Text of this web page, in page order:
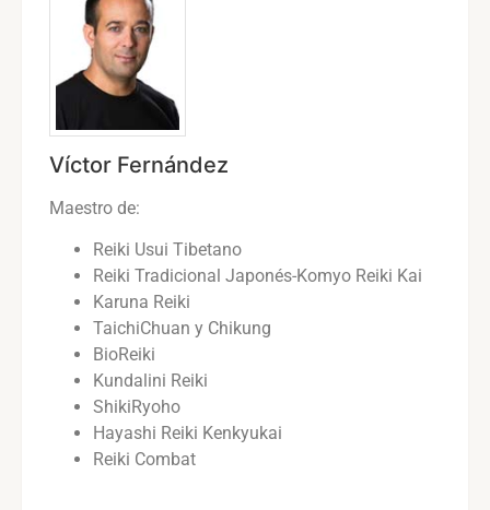
Víctor Fernández
Maestro de:
Reiki Usui Tibetano
Reiki Tradicional Japonés-Komyo Reiki Kai
Karuna Reiki
TaichiChuan y Chikung
BioReiki
Kundalini Reiki
ShikiRyoho
Hayashi Reiki Kenkyukai
Reiki Combat